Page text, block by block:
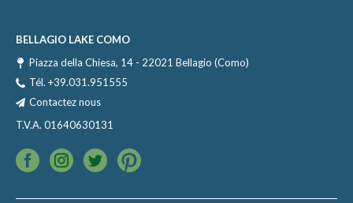
BELLAGIO LAKE COMO
Piazza della Chiesa, 14 - 22021 Bellagio (Como)
Tél. +39.031.951555
Contactez nous
T.V.A. 01640630131